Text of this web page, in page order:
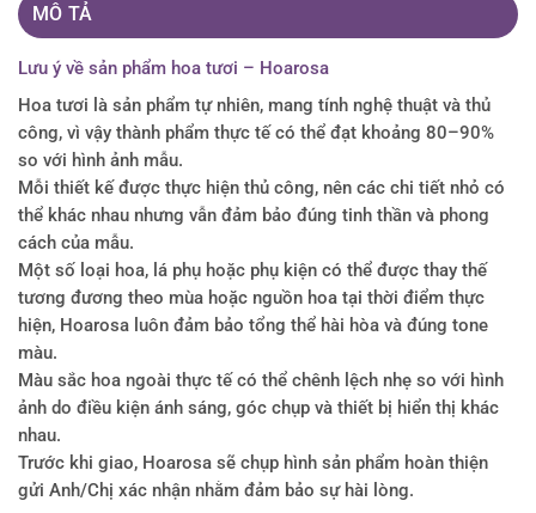
MÔ TẢ
Lưu ý về sản phẩm hoa tươi – Hoarosa
Hoa tươi là sản phẩm tự nhiên, mang tính nghệ thuật và thủ
công, vì vậy thành phẩm thực tế có thể đạt khoảng 80–90%
so với hình ảnh mẫu.
Mỗi thiết kế được thực hiện thủ công, nên các chi tiết nhỏ có
thể khác nhau nhưng vẫn đảm bảo đúng tinh thần và phong
cách của mẫu.
Một số loại hoa, lá phụ hoặc phụ kiện có thể được thay thế
tương đương theo mùa hoặc nguồn hoa tại thời điểm thực
hiện, Hoarosa luôn đảm bảo tổng thể hài hòa và đúng tone
màu.
Màu sắc hoa ngoài thực tế có thể chênh lệch nhẹ so với hình
ảnh do điều kiện ánh sáng, góc chụp và thiết bị hiển thị khác
nhau.
Trước khi giao, Hoarosa sẽ chụp hình sản phẩm hoàn thiện
gửi Anh/Chị xác nhận nhằm đảm bảo sự hài lòng.